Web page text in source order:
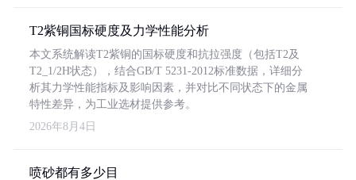
T2紫铜国标硬度及力学性能分析
本文系统解读T2紫铜的国标硬度和抗拉强度（包括T2及
T2_1/2H状态），结合GB/T 5231-2012标准数据，详细分
析其力学性能指标及影响因素，并对比不同状态下的金属
特性差异，为工业选材提供参考。
2026年8月4日
喷砂都有多少目